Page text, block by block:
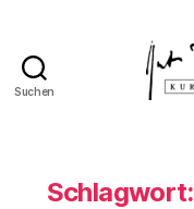
Suchen
Schlagwort: